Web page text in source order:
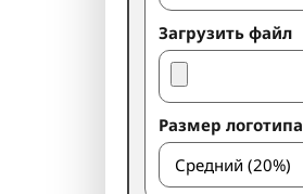
Загрузить файл
Размер логотипа